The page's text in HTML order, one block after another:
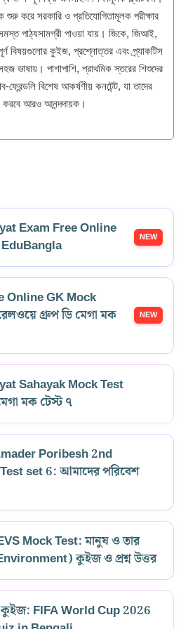
শুরু করে সরকারি ও প্রতিযোগিতামূলক পরীক্ষার
পাঠ্যসামগ্রী পাওয়া যায়। জিকে, জিআই,
বিষয়গুলোর কুইজ, প্রশ্নোত্তর এবং প্র্যাকটিস
ভাষায়। পাশাপাশি, প্রাথমিক স্তরের শিশুদের
বিশেষ আকর্ষণীয় কনটেন্ট, যা তাদের
করবে আরও আনন্দদায়ক।
Exam Free Online
Online GK Mock
গ্রুপ ডি মেগা মক
Sahayak Mock Test
মক টেস্ট ৭
Poribesh 2nd
set 6: আমাদের পরিবেশ
Mock Test: মানুষ ও তার
কুইজ ও প্রশ্ন উত্তর
কুইজ: FIFA World Cup 2026